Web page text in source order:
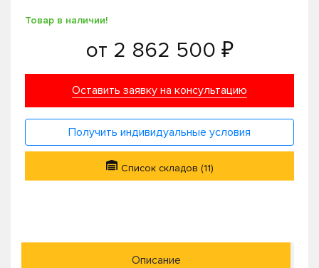
Товар в наличии!
от 2 862 500 ₽
Оставить заявку на консультацию
Получить индивидуальные условия
Список складов (11)
Описание